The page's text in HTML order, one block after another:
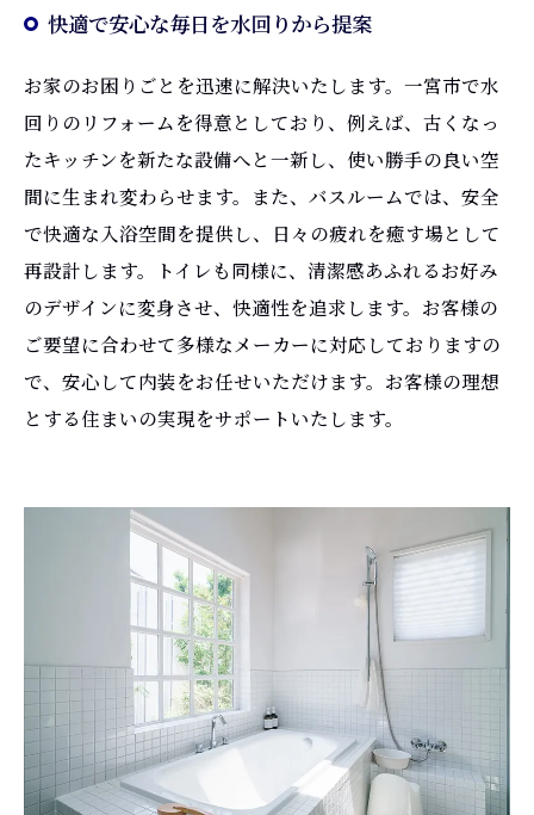
快適で安心な毎日を水回りから提案
お家のお困りごとを迅速に解決いたします。一宮市で水
回りのリフォームを得意としており、例えば、古くなっ
たキッチンを新たな設備へと一新し、使い勝手の良い空
間に生まれ変わらせます。また、バスルームでは、安全
で快適な入浴空間を提供し、日々の疲れを癒す場として
再設計します。トイレも同様に、清潔感あふれるお好み
のデザインに変身させ、快適性を追求します。お客様の
ご要望に合わせて多様なメーカーに対応しておりますの
で、安心して内装をお任せいただけます。お客様の理想
とする住まいの実現をサポートいたします。